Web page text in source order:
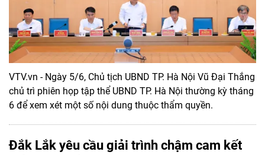
VTV.vn - Ngày 5/6, Chủ tịch UBND TP. Hà Nội Vũ Đại Thắng
chủ trì phiên họp tập thể UBND TP. Hà Nội thường kỳ tháng
6 để xem xét một số nội dung thuộc thẩm quyền.
Đắk Lắk yêu cầu giải trình chậm cam kết